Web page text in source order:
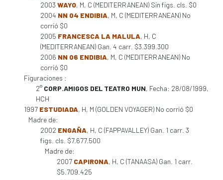
2003 WAYO, M, C (MEDITERRANEAN) Sin figs. cls. $0
2004 NN 04 ENDIBIA, M, C (MEDITERRANEAN) No
corrió $0
2005 FRANCESCA LA MALULA, H, C
(MEDITERRANEAN) Gan. 4 carr. $3.399.300
2006 NN 06 ENDIBIA, M, C (MEDITERRANEAN) No
corrió $0
Figuraciones :
2° CORP.AMIGOS DEL TEATRO MUN, Fecha: 28/08/1999,
HCH
1997 ESTUDIADA, H, M (GOLDEN VOYAGER) No corrió $0
Madre de:
2002 ENGAÑA, H, C (FAPPAVALLEY) Gan. 1 carr. 3
figs. cls. $7.677.500
Madre de:
2007 CAPIRONA, H, C (TANAASA) Gan. 1 carr.
$5.709.425